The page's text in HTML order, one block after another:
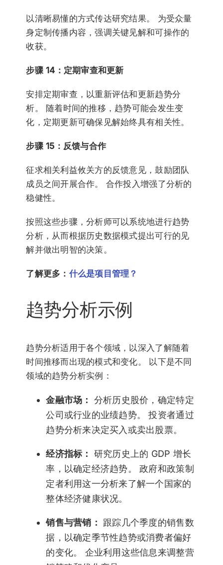
以清晰易懂的方式传达研究结果。 为受众量
身定制传播内容，强调关键见解和可操作的
收获。
步骤 14：定期审查和更新
安排定期审查，以重新评估和更新趋势分
析。 随着时间的推移，趋势可能会发生变
化，定期更新可确保见解始终具有相关性。
步骤 15：反馈与合作
征求相关利益攸关方的反馈意见，鼓励团队
成员之间开展合作。 合作投入增强了分析的
稳健性。
按照这些步骤，分析师可以系统地进行趋势
分析，从而根据历史数据模式提出可行的见
解并做出明智的决策。
了解更多： 什么是项目管理？
趋势分析示例
趋势分析适用于各个领域，以深入了解随着
时间推移而出现的模式和变化。 以下是不同
领域的趋势分析实例：
金融市场： 分析历史股价，确定特定
公司或行业的业绩趋势。 投资者通过
趋势分析来决定买入或卖出股票。
经济指标： 研究历史上的 GDP 增长
率，以确定经济趋势。 政府和政策制
定者利用这一分析来了解一个国家的
整体经济健康状况。
销售与营销： 跟踪几个季度的销售数
据，以确定季节性趋势或消费者偏好
的变化。 企业利用这些信息来调整营